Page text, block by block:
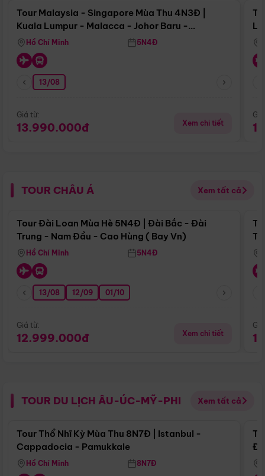
Tour Malaysia - Singapore Mùa Thu 4N3Đ |
Kuala Lumpur - Malacca - Johor Baru -
Singapore
Hồ Chí Minh 5N4Đ
13/08
Giá từ:
13.990.000đ Xem chi tiết
TOUR CHÂU Á Xem tất cả
Điểm nổi bật
Tour Đài Loan Mùa Hè 5N4Đ | Đài Bắc - Đài
Trung - Nam Đầu - Cao Hùng ( Bay Vn)
Hồ Chí Minh 5N4Đ
13/08 12/09 01/10
Giá từ:
12.999.000đ Xem chi tiết
TOUR DU LỊCH ÂU-ÚC-MỸ-PHI Xem tất cả
Điểm nổi bật
Tour Thổ Nhĩ Kỳ Mùa Thu 8N7Đ | Istanbul -
Cappadocia - Pamukkale
Hồ Chí Minh 8N7Đ